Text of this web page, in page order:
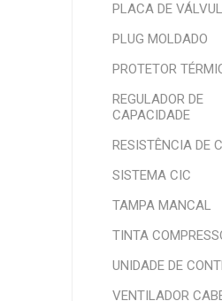
PLACA DE
PLUG MOLDADO
PROTETOR
REGULADOR DE
CAPACIDADE
RESISTÊNCIA DE
SISTEMA CIC
TAMPA MANCAL
TINTA
UNIDADE DE
VENTILADOR